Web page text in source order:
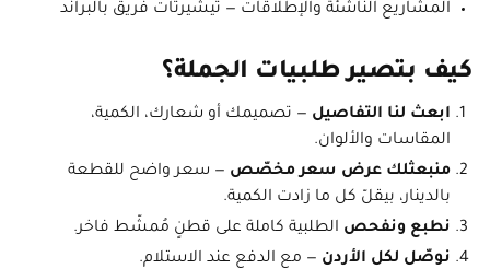
المشاريع الناشئة والإطلاقات — تيشيرتات فريق بالبراند
كيف بتصير طلبيات الجملة؟
ابعث لنا التفاصيل — تصميمك أو شعارك، الكمية،
المقاسات والألوان.
منبعثلك عرض سعر مخصّص — سعر واضح للقطعة
بالدينار، بيقلّ كل ما زادت الكمية.
نطبع ونفحص الطلبية كاملة على قطنٍ مُمشّط فاخر.
نوصّل لكل الأردن — مع الدفع عند الاستلام.